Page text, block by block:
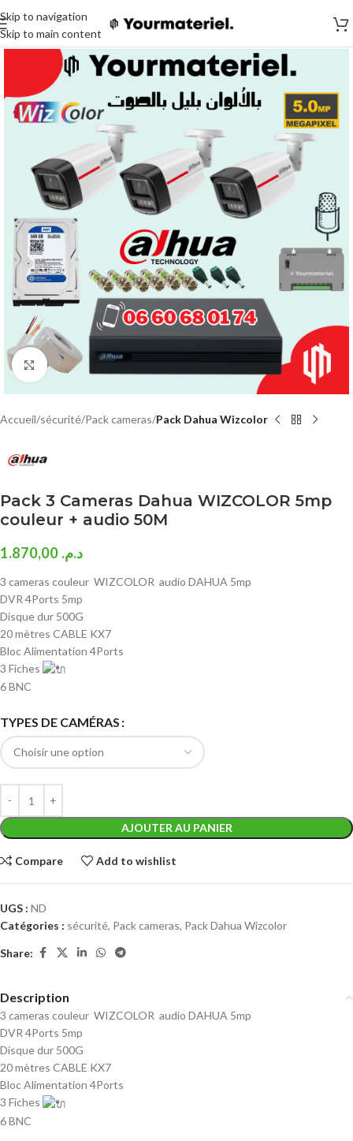
Skip to navigation
Skip to main content
Click to enlarge
Accueil sécurité Pack cameras Pack Dahua Wizcolor
Pack 3 Cameras Dahua WIZCOLOR 5mp
couleur + audio 50M
د.م.
3 cameras couleur WIZCOLOR audio DAHUA 5mp
DVR 4Ports 5mp
Disque dur 500G
20 mètres CABLE KX7
Bloc Alimentation 4Ports
3 Fiches
6 BNC
TYPES DE CAMÉRAS
AJOUTER AU PANIER
Compare Add to wishlist
UGS : ND
Catégories : sécurité, Pack cameras, Pack Dahua Wizcolor
Share:
Description
3 cameras couleur WIZCOLOR audio DAHUA 5mp
DVR 4Ports 5mp
Disque dur 500G
20 mètres CABLE KX7
Bloc Alimentation 4Ports
3 Fiches
6 BNC